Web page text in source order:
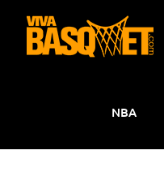
contenido
NBA